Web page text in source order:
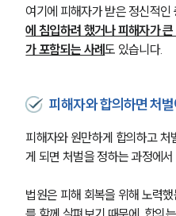
그
그
오
여기에 피해자가 받은 정신적
에 침입하려 했거나 피해자가
가 포함되는 사례도 있습니다.
피해자와 합의하면 처
피해자와 원만하게 합의하고
게 되면 처벌을 정하는 과정에
법원은 피해 회복을 위해 노력